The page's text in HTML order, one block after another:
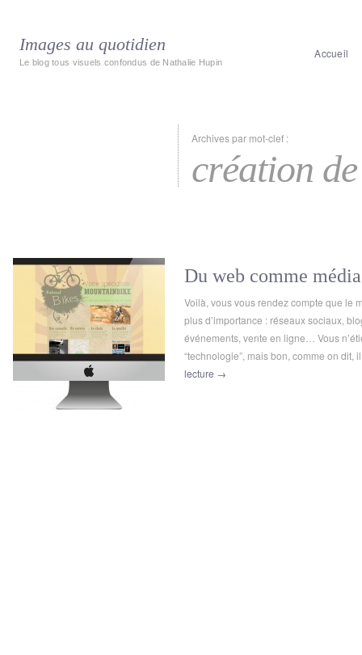
Images au quotidien
Le blog tous visuels confondus de Nathalie Hupin
Accueil
Archives par mot-clef :
création
Du web comme
Voilà, vous vous rendez compte que le
plus d’importance : réseaux sociaux,
événements, vente en ligne… Vous
“technologie”, mais bon, comme on
lecture →